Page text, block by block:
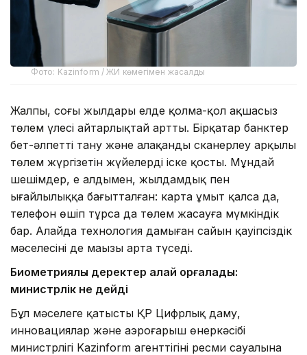
Фото: Kazinform / ЖИ көмегімен жасалды
Жалпы, соңғы жылдары елде қолма-қол ақшасыз
төлем үлесі айтарлықтай артты. Бірқатар банктер
бет-әлпетті тану және алақанды сканерлеу арқылы
төлем жүргізетін жүйелерді іске қосты. Мұндай
шешімдер, ең алдымен, жылдамдық пен
ыңғайлылыққа бағытталған: карта ұмыт қалса да,
телефон өшіп тұрса да төлем жасауға мүмкіндік
бар. Алайда технология дамыған сайын қауіпсіздік
мәселесінің де маңызы арта түседі.
Биометриялық деректер қалай қорғалады:
министрлік не дейді
Бұл мәселеге қатысты ҚР Цифрлық даму,
инновациялар және аэроғарыш өнеркәсібі
министрлігі Kazinform агенттігінің ресми сауалына